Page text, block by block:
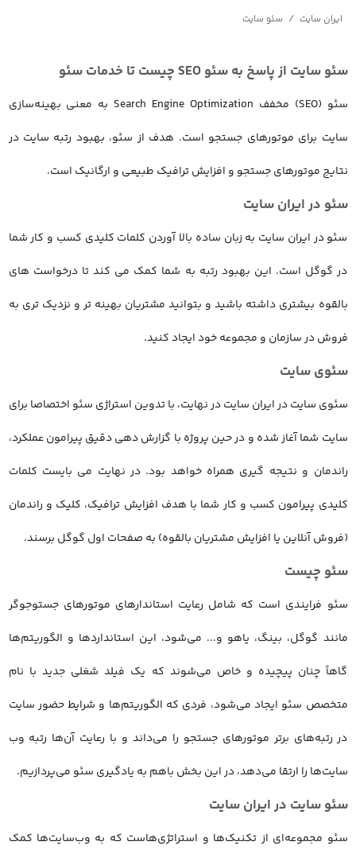
ایران سایت / سئو سایت
سئو سایت از پاسخ به سئو SEO چیست تا خدمات سئو
سئو (SEO) مخفف Search Engine Optimization به معنی بهینه‌سازی
سایت برای موتورهای جستجو است. هدف از سئو، بهبود رتبه سایت در
نتایج موتورهای جستجو و افزایش ترافیک طبیعی و ارگانیک است.
سئو در ایران سایت
سئو در ایران سایت به زبان ساده بالا آوردن کلمات کلیدی کسب و کار شما
در گوگل است. این بهبود رتبه به شما کمک می کند تا درخواست های
بالقوه بیشتری داشته باشید و بتوانید مشتریان بهینه تر و نزدیک تری به
فروش در سازمان و مجموعه خود ایجاد کنید.
سئوی سایت
سئوی سایت در ایران سایت در نهایت، با تدوین استراژی سئو اختصاصا برای
سایت شما آغاز شده و در حین پروژه با گزارش دهی دقیق پیرامون عملکرد،
راندمان و نتیجه گیری همراه خواهد بود. در نهایت می بایست کلمات
کلیدی پیرامون کسب و کار شما با هدف افزایش ترافیک، کلیک و راندمان
(فروش آنلاین یا افزایش مشتریان بالقوه) به صفحات اول گوگل برسند.
سئو چیست
سئو فرایندی است که شامل رعایت استاندارهای موتورهای جستوجوگر
مانند گوگل، بینگ، یاهو و... می‌شود، این استانداردها و الگوریتم‌ها
گاهاً چنان پیچیده و خاص می‌شوند که یک فیلد شغلی جدید با نام
متخصص سئو ایجاد می‌شود، فردی که الگوریتم‌ها و شرایط حضور سایت
در رتبه‌های برتر موتورهای جستجو را می‌داند و با رعایت آن‌ها رتبه وب
سایت‌ها را ارتقا می‌دهد، در این بخش باهم به یادگیری سئو می‌پردازیم.
سئو سایت در ایران سایت
سئو مجموعه‌ای از تکنیک‌ها و استراتژی‌هاست که به وب‌سایت‌ها کمک